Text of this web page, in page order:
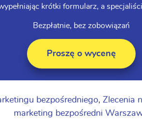
krótki formularz, a
Bezpłatnie, bez zobowiązań
Proszę o wycenę
bezpośredniego, Zlecenia
marketing bezpośredni